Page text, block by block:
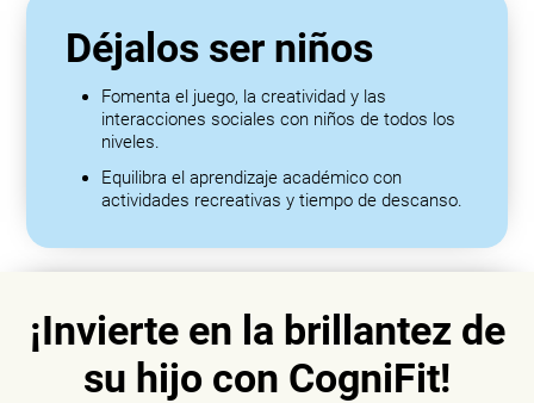
Déjalos ser niños
Fomenta el juego, la creatividad y las
interacciones sociales con niños de todos los
niveles.
Equilibra el aprendizaje académico con
actividades recreativas y tiempo de descanso.
¡Invierte en la brillantez de
su hijo con CogniFit!